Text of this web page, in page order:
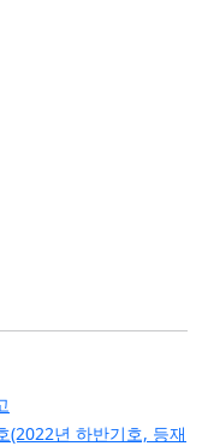
(2022년 하반기호, 등재